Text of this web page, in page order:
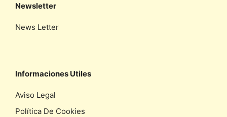
Newsletter
News Letter
Informaciones Utiles
Aviso Legal
Política De Cookies